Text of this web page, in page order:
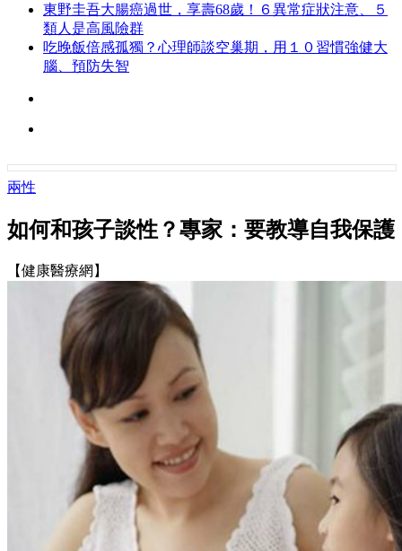
東野圭吾大腸癌過世，享壽68歲！６異常症狀注意、５
類人是高風險群
吃晚飯倍感孤獨？心理師談空巢期，用１０習慣強健大
腦、預防失智
兩性
如何和孩子談性？專家：要教導自我保護
【健康醫療網】